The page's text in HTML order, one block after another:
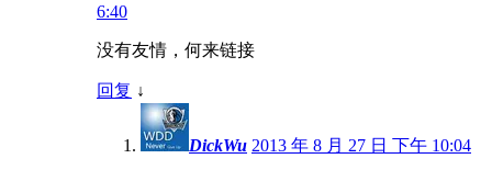
6:40
没有友情，何来链接
回复 ↓
DickWu 2013 年 8 月 27 日 下午 10:04